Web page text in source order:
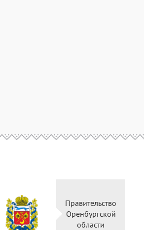
Правительство
Оренбургской
области